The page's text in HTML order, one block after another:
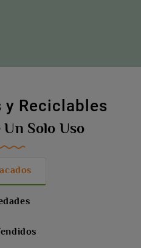
y Reciclables
Solo Uso